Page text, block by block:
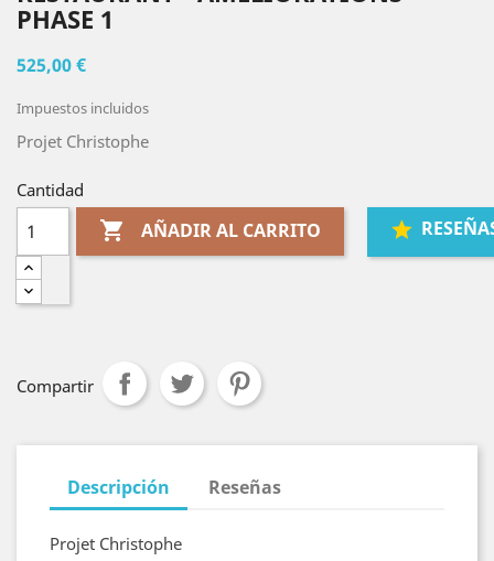
PHASE 1
525,00 €
Impuestos incluidos
Projet Christophe
Cantidad
 AÑADIR AL CARRITO
Compartir
Descripción Reseñas
Projet Christophe